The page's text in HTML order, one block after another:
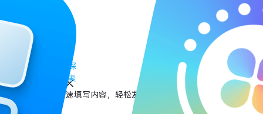
探
索
最早发布
新增插入模板功能
一键使用模板，快速填写内容，轻松发帖～
知道了